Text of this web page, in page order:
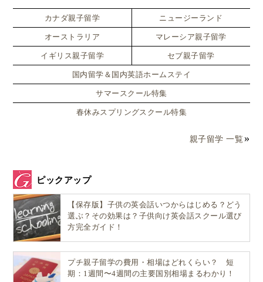
カスタマイズ
カナダ親子留学
ニュージーランド
オーストラリア マレーシア親子留学
イギリス親子留学 セブ親子留学
国内留学＆国内英語ホームステイ
サマースクール特集
春休みスプリングスクール特集
親子留学 一覧
ピックアップ
【保存版】子供の英会話いつからはじめる？どう
選ぶ？その効果は？子供向け英会話スクール選び
方完全ガイド！
プチ親子留学の費用・相場はどれくらい？ 短
期：1週間〜4週間の主要国別相場まるわかり！